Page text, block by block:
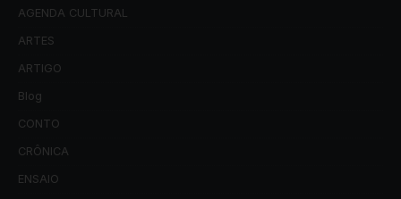
AGENDA CULTURAL
ARTES
ARTIGO
Blog
CONTO
CRÔNICA
ENSAIO